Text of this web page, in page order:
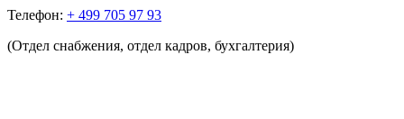
Телефон: + 499 705 97 93
(Отдел снабжения, отдел кадров, бухгалтерия)